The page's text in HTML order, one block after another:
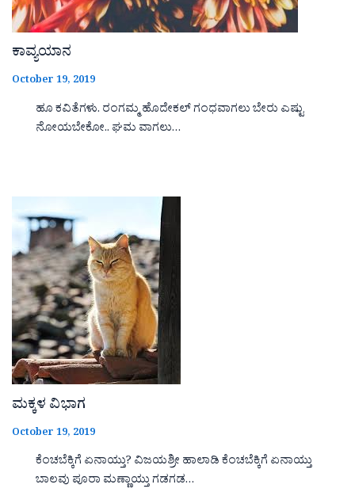
ಕಾವ್ಯಯಾನ
October 19, 2019
ಹೂ ಕವಿತೆಗಳು. ರಂಗಮ್ಮ ಹೊದೇಕಲ್ ಗಂಧವಾಗಲು ಬೇರು ಎಷ್ಟು
ನೋಯಬೇಕೋ.. ಘಮ ವಾಗಲು…
ಮಕ್ಕಳ ವಿಭಾಗ
October 19, 2019
ಕೆಂಚಬೆಕ್ಕಿಗೆ ಏನಾಯ್ತು? ವಿಜಯಶ್ರೀ ಹಾಲಾಡಿ ಕೆಂಚಬೆಕ್ಕಿಗೆ ಏನಾಯ್ತು
ಬಾಲವು ಪೂರಾ ಮಣ್ಣಾಯ್ತು ಗಡಗಡ…